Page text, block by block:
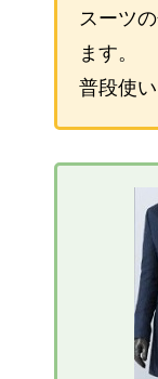
スーツ
ます。
普段使